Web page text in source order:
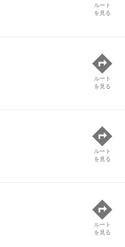
ルート
を見る
ルート
を見る
ルート
を見る
ルート
を見る